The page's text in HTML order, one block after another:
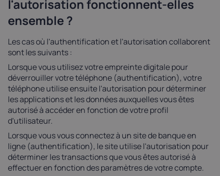
l'autorisation fonctionnent-elles
ensemble ?
Les cas où l'authentification et l'autorisation collaborent
sont les suivants :
Lorsque vous utilisez votre empreinte digitale pour
déverrouiller votre téléphone (authentification), votre
téléphone utilise ensuite l'autorisation pour déterminer
les applications et les données auxquelles vous êtes
autorisé à accéder en fonction de votre profil
d'utilisateur.
Lorsque vous vous connectez à un site de banque en
ligne (authentification), le site utilise l'autorisation pour
déterminer les transactions que vous êtes autorisé à
effectuer en fonction des paramètres de votre compte.